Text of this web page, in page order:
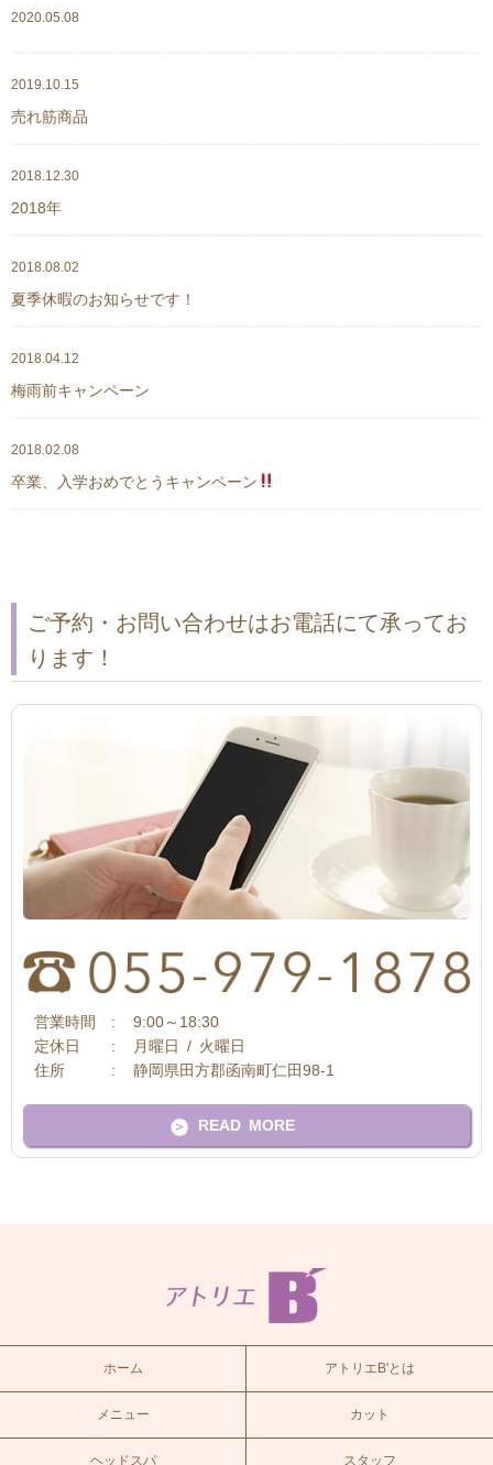
2020.05.08
2019.10.15
売れ筋商品
2018.12.30
2018年
2018.08.02
夏季休暇のお知らせです！
2018.04.12
梅雨前キャンペーン
2018.02.08
卒業、入学おめでとうキャンペーン
ご予約・お問い合わせはお電話にて承ってお
ります！
営業時間
9:00～18:30
定休日
月曜日 / 火曜日
住所
静岡県田方郡函南町仁田98-1
READ MORE
ホーム アトリエB'とは
メニュー カット
ヘッドスパ スタッフ